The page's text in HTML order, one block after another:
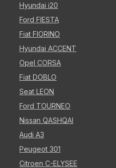
Hyundai i20
Ford FIESTA
Fiat FIORINO
Hyundai ACCENT
Opel CORSA
Fiat DOBLO
Seat LEON
Ford TOURNEO
Nissan QASHQAI
Audi A3
Peugeot 301
Citroen C-ELYSEE